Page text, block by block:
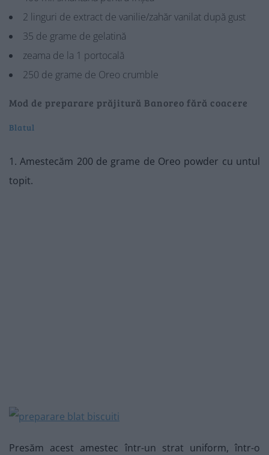
2 linguri de extract de vanilie/zahăr vanilat după gust
35 de grame de gelatină
zeama de la 1 portocală
250 de grame de Oreo crumble
Mod de preparare prăjitură Banoreo fără coacere
Blatul
1. Amestecăm 200 de grame de Oreo powder cu untul
topit.
Presăm acest amestec într-un strat uniform, într-o